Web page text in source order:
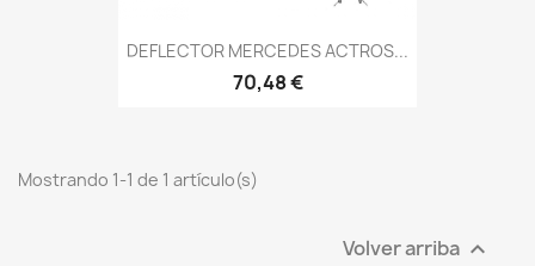
DEFLECTOR MERCEDES ACTROS...
70,48 €
Mostrando 1-1 de 1 artículo(s)
Volver arriba 